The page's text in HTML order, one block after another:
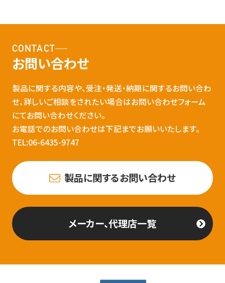
CONTACT
お問い合わせ
製品に関する内容や、受注・発送・納期に関するお問い合わ
せ、詳しいご相談をされたい場合はお問い合わせフォーム
にてお問い合わせください。
お電話でのお問い合わせは下記までお願いいたします。
TEL:06-6435-9747
製品に関するお問い合わせ
メーカー、代理店一覧